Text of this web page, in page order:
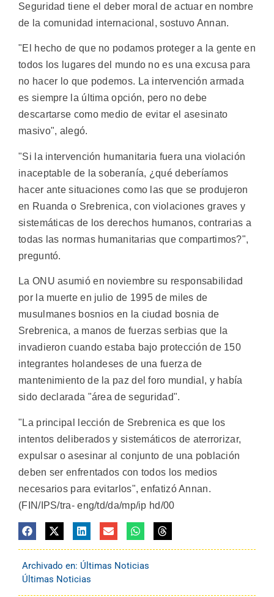
Seguridad tiene el deber moral de actuar en nombre
de la comunidad internacional, sostuvo Annan.
"El hecho de que no podamos proteger a la gente en
todos los lugares del mundo no es una excusa para
no hacer lo que podemos. La intervención armada
es siempre la última opción, pero no debe
descartarse como medio de evitar el asesinato
masivo", alegó.
"Si la intervención humanitaria fuera una violación
inaceptable de la soberanía, ¿qué deberíamos
hacer ante situaciones como las que se produjeron
en Ruanda o Srebrenica, con violaciones graves y
sistemáticas de los derechos humanos, contrarias a
todas las normas humanitarias que compartimos?",
preguntó.
La ONU asumió en noviembre su responsabilidad
por la muerte en julio de 1995 de miles de
musulmanes bosnios en la ciudad bosnia de
Srebrenica, a manos de fuerzas serbias que la
invadieron cuando estaba bajo protección de 150
integrantes holandeses de una fuerza de
mantenimiento de la paz del foro mundial, y había
sido declarada "área de seguridad".
"La principal lección de Srebrenica es que los
intentos deliberados y sistemáticos de aterrorizar,
expulsar o asesinar al conjunto de una población
deben ser enfrentados con todos los medios
necesarios para evitarlos", enfatizó Annan.
(FIN/IPS/tra- eng/td/da/mp/ip hd/00
Archivado en: Últimas Noticias
Últimas Noticias